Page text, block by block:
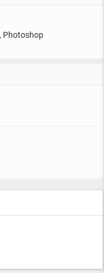
Photoshop